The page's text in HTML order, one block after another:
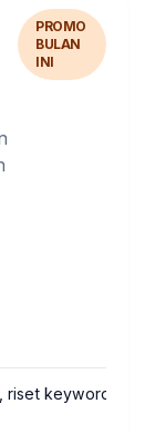
PROMO
BULAN
INI
riset keyword